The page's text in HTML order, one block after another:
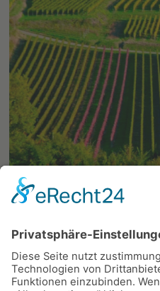
Ausgabe 10/2024